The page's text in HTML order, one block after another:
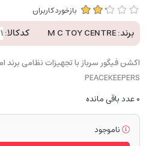
بازخورد کاربران
برند:M C TOY CENTRE کدکالا:
PEACEKEEPERS
0عدد باقی مانده
ناموجود